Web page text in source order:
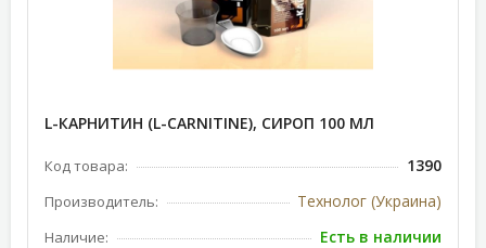
L-КАРНИТИН (L-CARNITINE), СИРОП 100 МЛ
Код товара: 1390
Производитель: Технолог (Украина)
Наличие: Есть в наличии